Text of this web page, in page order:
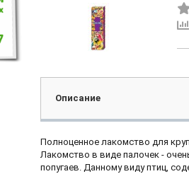
Описание
Полноценное лакомство для
Лакомство в виде палочек -
попугаев. Данному виду птиц,